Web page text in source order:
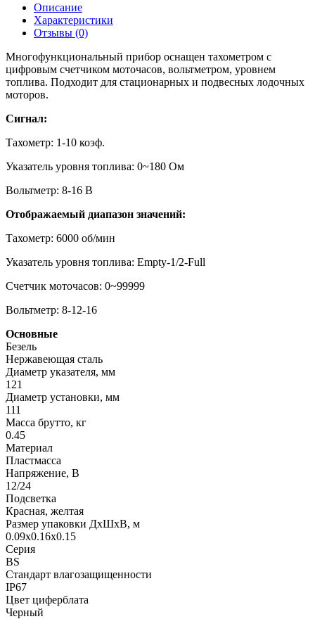
Описание
Характеристики
Отзывы (0)
Многофункциональный прибор оснащен тахометром с
цифровым счетчиком моточасов, вольтметром, уровнем
топлива. Подходит для стационарных и подвесных лодочных
моторов.
Сигнал:
Тахометр: 1-10 коэф.
Указатель уровня топлива: 0~180 Ом
Вольтметр: 8-16 В
Отображаемый диапазон значений:
Тахометр: 6000 об/мин
Указатель уровня топлива: Empty-1/2-Full
Счетчик моточасов: 0~99999
Вольтметр: 8-12-16
Основные
Безель
Нержавеющая сталь
Диаметр указателя, мм
121
Диаметр установки, мм
111
Масса брутто, кг
0.45
Материал
Пластмасса
Напряжение, В
12/24
Подсветка
Красная, желтая
Размер упаковки ДхШхВ, м
0.09x0.16x0.15
Серия
BS
Стандарт влагозащищенности
IP67
Цвет циферблата
Черный